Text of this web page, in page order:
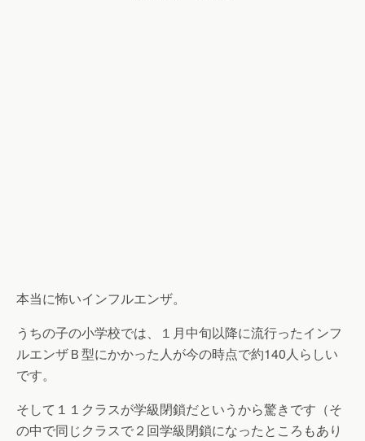
本当に怖いインフルエンザ。
うちの子の小学校では、１月中旬以降に流行ったインフ
ルエンザＢ型にかかった人が今の時点で約140人らしい
です。
そして１１クラスが学級閉鎖だというから驚きです（そ
の中で同じクラスで２回学級閉鎖になったところもあり